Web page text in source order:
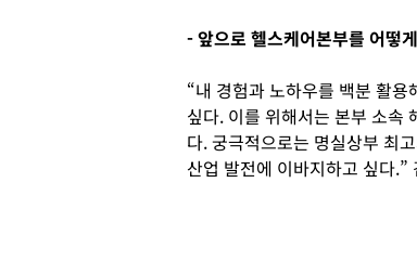
- 앞으로 헬스케어본부를 어떻
“내 경험과 노하우를 백분 활
싶다. 이를 위해서는 본부 소속
다. 궁극적으로는 명실상부 최
산업 발전에 이바지하고 싶다.”